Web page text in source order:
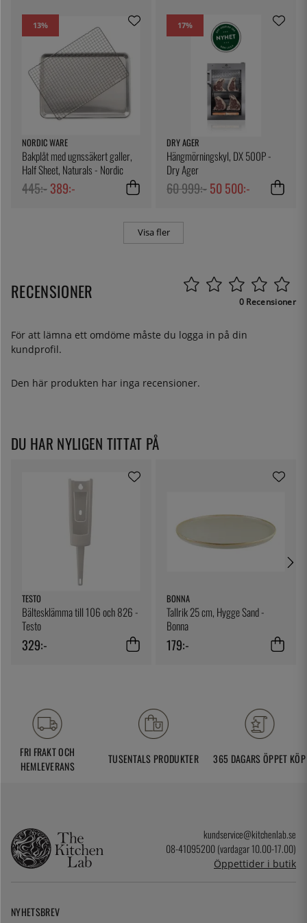
13%
NORDIC WARE
Bakplåt med ugnssäkert galler,
Half Sheet, Naturals - Nordic
Ware
445:-389:-
17%
DRY AGER
Hängmörningskyl, DX 500P -
Dry Ager
60 999:-50 500:-
Visa fler
RECENSIONER 0 Recensioner
För att lämna ett omdöme måste du logga in på din
kundprofil.
Den här produkten har inga recensioner.
DU HAR NYLIGEN TITTAT PÅ
TESTO
Bältesklämma till 106 och 826 -
Testo
329:-
BONNA
Tallrik 25 cm, Hygge Sand -
Bonna
179:-
FRI FRAKT OCH
HEMLEVERANS
TUSENTALS PRODUKTER 365 DAGARS ÖPPET KÖP
kundservice@kitchenlab.se
08-41095200 (vardagar 10.00-17.00)
Öppettider i butik
NYHETSBREV